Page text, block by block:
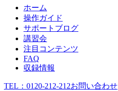
ホーム
操作ガイド
サポートブログ
講習会
注目コンテンツ
FAQ
収録情報
TEL： 0120-212-212お問い合わせ